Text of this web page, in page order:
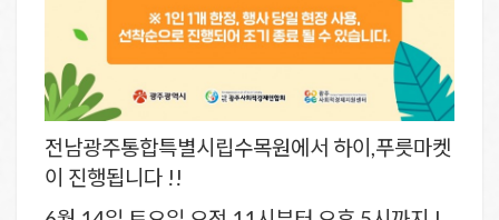
전남광주통합특별시립수목원에서 하이,푸릇마켓
이 진행됩니다 !!